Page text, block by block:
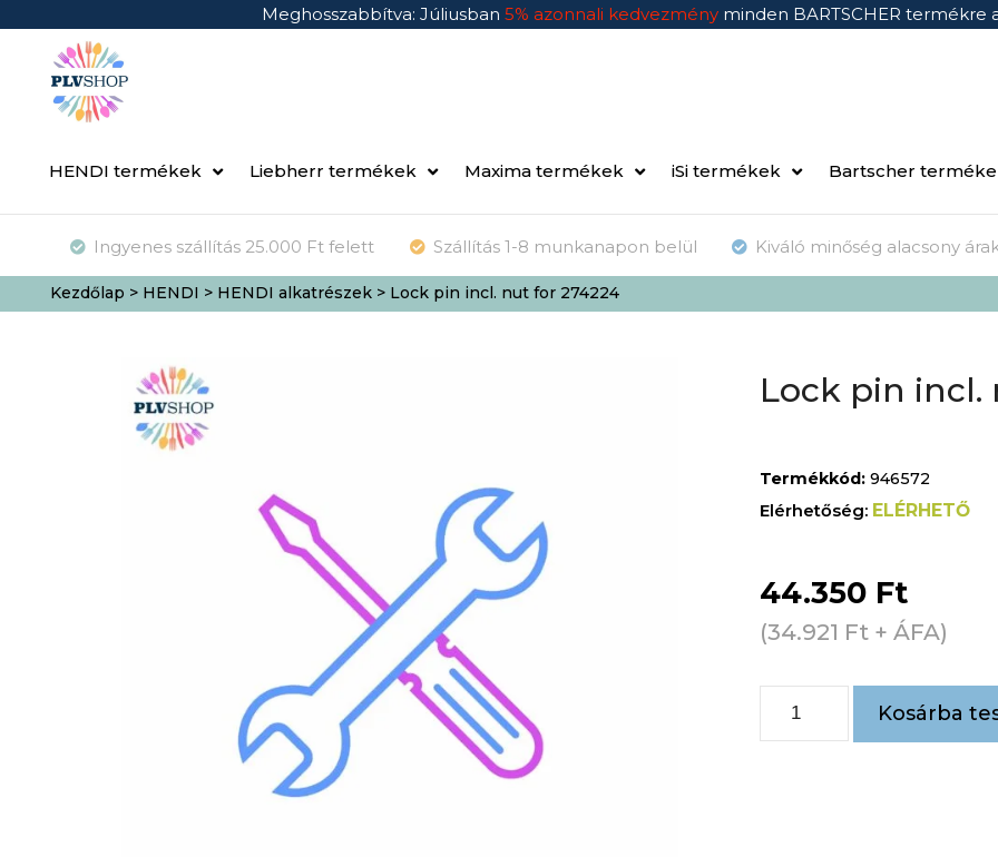
Meghosszabbítva: Júliusban 5% azonnali kedvezmény minden BARTSCHER termékre
HENDI termékek Liebherr termékek Maxima termékek iSi termékek Bartscher
Ingyenes szállítás 25.000 Ft felett Szállítás 1-8 munkanapon belül Kiváló minőség alacsony
Kezdőlap > HENDI > HENDI alkatrészek> Lock pin incl. nut for 274224
Lock pin incl.
Termékkód: 946572
ELÉRHETŐ
44.350 Ft
(34.921 Ft + ÁFA)
Kosárba